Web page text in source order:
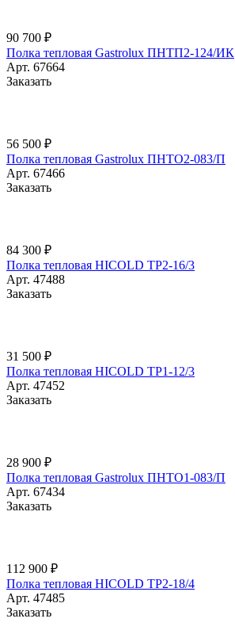
90 700 ₽
Полка тепловая Gastrolux ПНТП2-124/ИК
Арт. 67664
Заказать
56 500 ₽
Полка тепловая Gastrolux ПНТО2-083/П
Арт. 67466
Заказать
84 300 ₽
Полка тепловая HICOLD TP2-16/3
Арт. 47488
Заказать
31 500 ₽
Полка тепловая HICOLD TP1-12/3
Арт. 47452
Заказать
28 900 ₽
Полка тепловая Gastrolux ПНТО1-083/П
Арт. 67434
Заказать
112 900 ₽
Полка тепловая HICOLD TP2-18/4
Арт. 47485
Заказать